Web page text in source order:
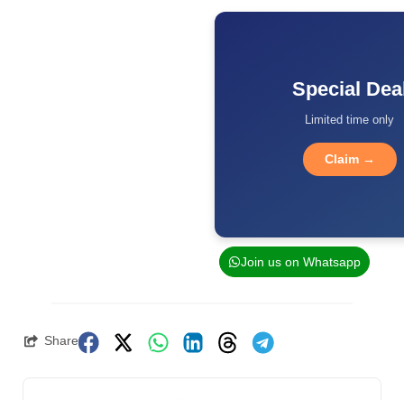
Special
Limited time only
Claim →
Join us on Whatsapp
Share